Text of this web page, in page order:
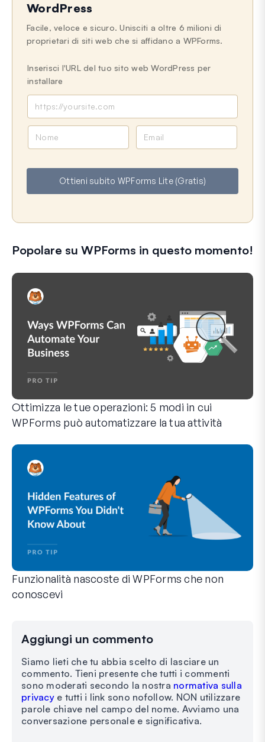
WordPress
Facile, veloce e sicuro. Unisciti a oltre 6 milioni di
proprietari di siti web che si affidano a WPForms.
Inserisci l'URL del tuo sito web WordPress per
installare
e
i
l
Ottieni subito WPForms Lite (Gratis)
Popolare su WPForms in questo momento!
Ottimizza le tue operazioni: 5 modi in cui
WPForms può automatizzare la tua attività
Funzionalità nascoste di WPForms che non
conoscevi
Aggiungi un commento
Siamo lieti che tu abbia scelto di lasciare un
commento. Tieni presente che tutti i commenti
sono moderati secondo la nostra normativa sulla
privacye tutti i link sono nofollow. NON utilizzare
parole chiave nel campo del nome. Avviamo una
conversazione personale e significativa.